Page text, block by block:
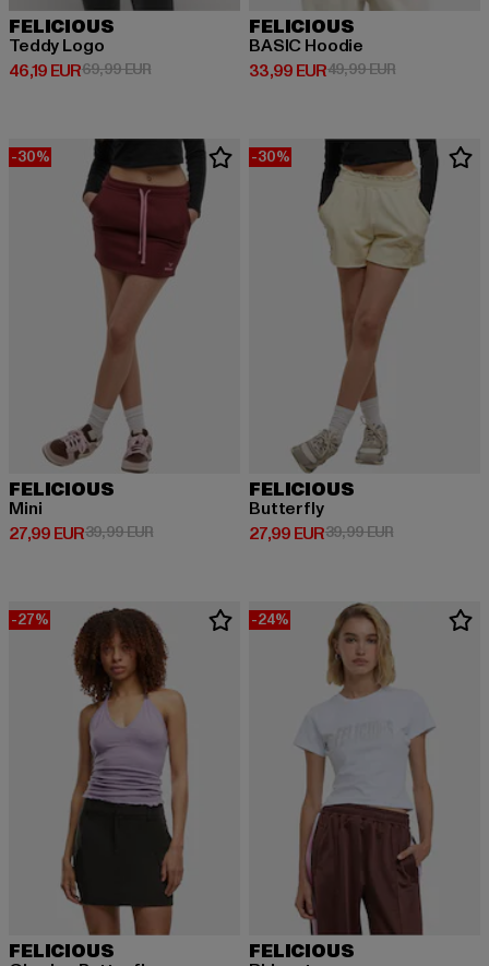
FELICIOUS
Teddy Logo
46,19 EUR
Ajankohtainen hinta: 46,19 EUR
69,99 EURKampanjahinta: 69,99 EUR
FELICIOUS
BASIC Hoodie
33,99 EUR
Ajankohtainen hinta: 33,99 EUR
49,99 EUR
-30%
FELICIOUS
Mini
27,99 EUR
Ajankohtainen hinta: 27,99 EUR
39,99 EURKampanjahinta: 39,99 EUR
-30%
FELICIOUS
Butterfly
27,99 EUR
Ajankohtainen hinta: 27,99 EUR
39,99 EUR
-27%
FELICIOUS
-24%
FELICIOUS